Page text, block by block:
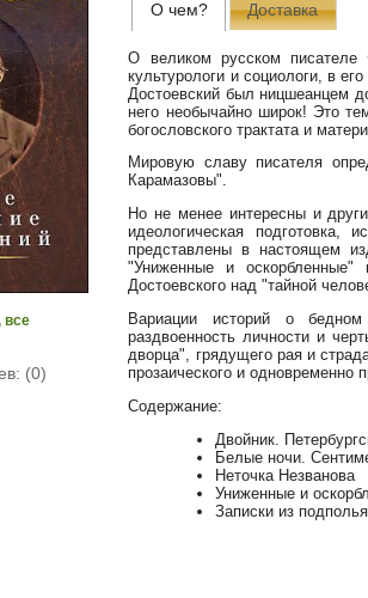
все
(0)
О чем? Доставка
О великом русском писателе
культурологи и социологи, в
Достоевский был ницшеанцем
него необычайно широк! Это
богословского трактата и
Мировую славу писателя
Карамазовы".
Но не менее интересны и
идеологическая подготовка,
представлены в настоящем
"Униженные и
Достоевского над "тайной
Вариации историй о бедном
раздвоенность личности и
дворца", грядущего рая и
прозаического и одновременно
Содержание:
Двойник.
Белые ночи.
Неточка Незванова
Униженные и
Записки из подполья